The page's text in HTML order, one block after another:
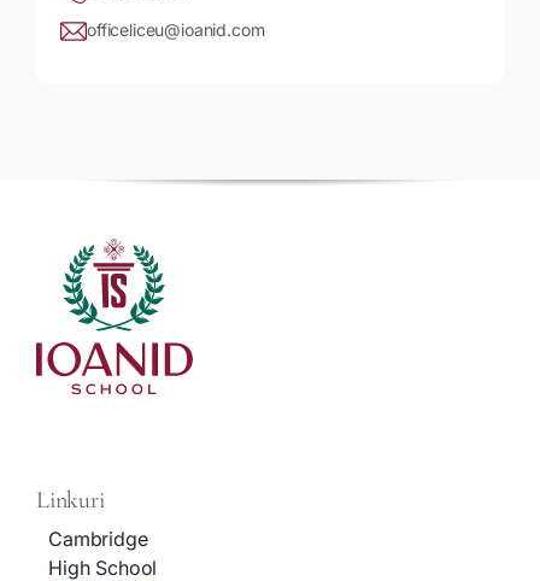
officeliceu@ioanid.com
Linkuri
Cambridge
High School